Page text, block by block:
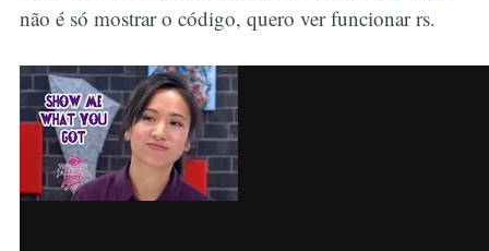
não é só mostrar o código, quero ver funcionar rs.